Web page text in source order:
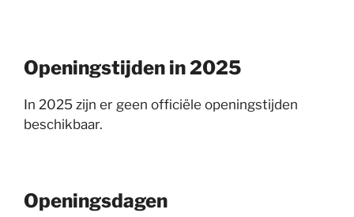
Openingstijden in 2025
In 2025 zijn er geen officiële openingstijden
beschikbaar.
Openingsdagen